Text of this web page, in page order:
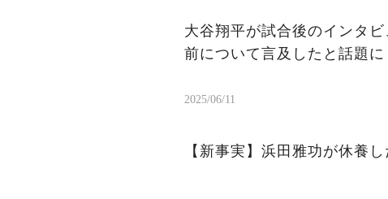
大谷翔平が試合後のインタ
前について言及したと話題
2025/06/11
【新事実】浜田雅功が休養